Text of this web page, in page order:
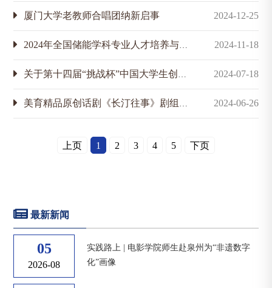
厦门大学老教师合唱团纳新启事 2024-12-25
2024年全国储能学科专业人才培养与产教融合研讨会暨教育部储能科学与工程专业虚拟教研室2024年年会通知（第二轮） 2024-11-18
关于第十四届“挑战杯”中国大学生创业计划竞赛厦门大学推荐名单的公示 2024-07-18
美育精品原创话剧《长汀往事》剧组人员招募启事 2024-06-26
上页 1 2 3 4 5 下页
最新新闻
05
2026-08
实践路上 | 电影学院师生赴泉州为“非遗数字
化”画像